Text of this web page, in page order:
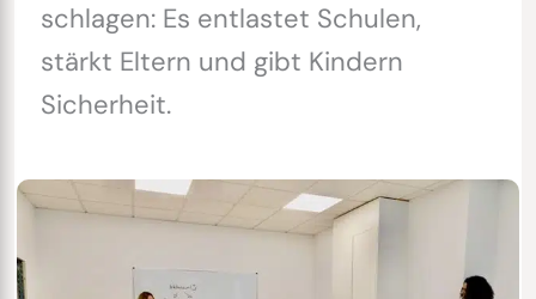
schlagen: Es entlastet Schulen,
stärkt Eltern und gibt Kindern
Sicherheit.